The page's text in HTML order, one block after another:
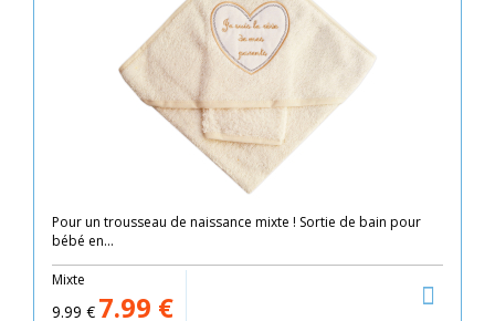
Pour un trousseau de naissance mixte ! Sortie de bain pour
bébé en...
Mixte
9.99 € 7.99 €